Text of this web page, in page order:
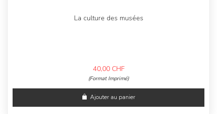
La culture des musées
40,00 CHF
(Format Imprimé)
Ajouter au panier